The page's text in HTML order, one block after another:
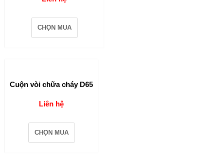
CHỌN MUA
Cuộn vòi chữa cháy D65
Liên hệ
CHỌN MUA